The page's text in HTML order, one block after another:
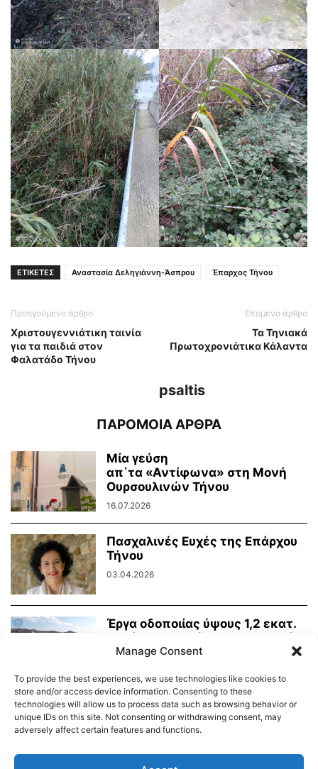
ΕΤΙΚΕΤΕΣ Αναστασία Δεληγιάννη-Άσπρου Έπαρχος Τήνου
Προηγούμενο άρθρο
Χριστουγεννιάτικη ταινία
για τα παιδιά στον
Φαλατάδο Τήνου
Επόμενο άρθρο
Τα Τηνιακά
Πρωτοχρονιάτικα Κάλαντα
psaltis
ΠΑΡΟΜΟΙΑ ΑΡΘΡΑ
Μία γεύση
απ΄τα «Αντίφωνα» στη Μονή
Ουρσουλινών Τήνου
16.07.2026
Πασχαλινές Ευχές της Επάρχου
Τήνου
03.04.2026
Έργα οδοποιίας ύψους 1,2 εκατ.
ευρώ για την Τήνο στο Τεχνικό...
26.02.2026
Manage Consent
To provide the best experiences, we use technologies like cookies to
store and/or access device information. Consenting to these
technologies will allow us to process data such as browsing behavior or
unique IDs on this site. Not consenting or withdrawing consent, may
adversely affect certain features and functions.